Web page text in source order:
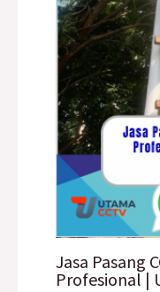
Jasa Pasang
Profesional |